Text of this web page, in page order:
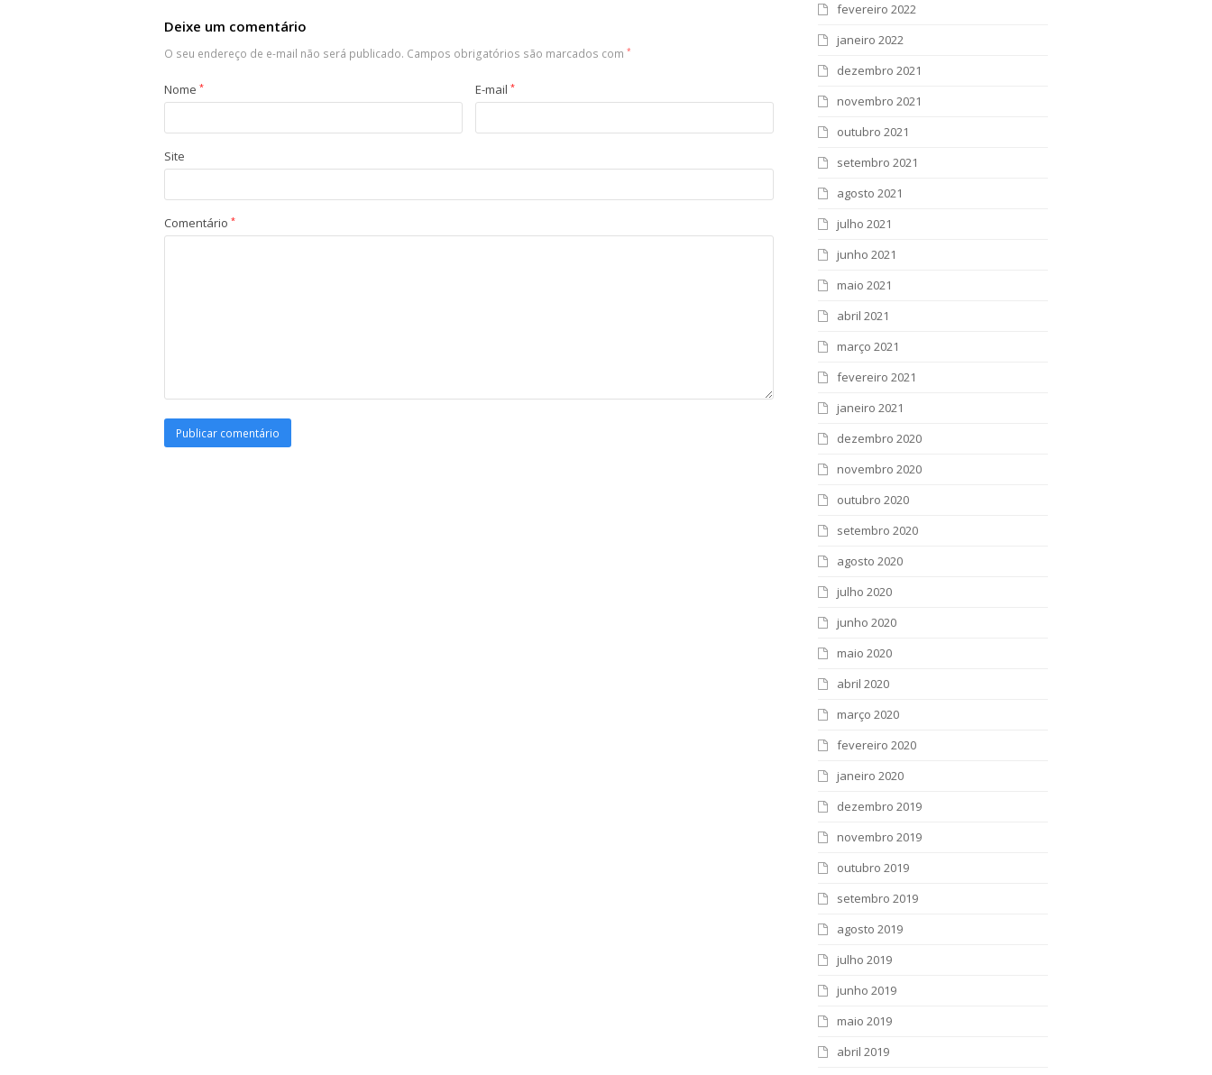
Deixe um comentário
O seu endereço de e-mail não será publicado. Campos obrigatórios são marcados com *
Nome * E-mail *
Site
Comentário *
fevereiro 2022
janeiro 2022
dezembro 2021
novembro 2021
outubro 2021
setembro 2021
agosto 2021
julho 2021
junho 2021
maio 2021
abril 2021
março 2021
fevereiro 2021
janeiro 2021
dezembro 2020
novembro 2020
outubro 2020
setembro 2020
agosto 2020
julho 2020
junho 2020
maio 2020
abril 2020
março 2020
fevereiro 2020
janeiro 2020
dezembro 2019
novembro 2019
outubro 2019
setembro 2019
agosto 2019
julho 2019
junho 2019
maio 2019
abril 2019